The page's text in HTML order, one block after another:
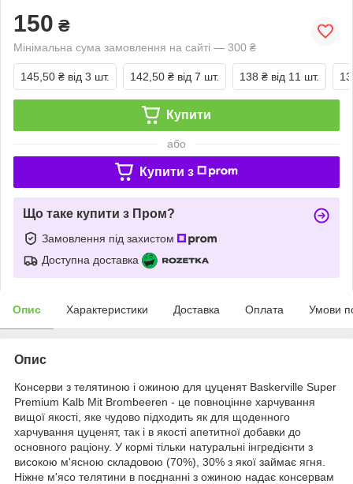
150 ₴
Мінімальна сума замовлення на сайті — 300 ₴
145,50 ₴ від 3 шт. 142,50 ₴ від 7 шт. 138 ₴ від 11 шт.
Купити
або
Купити з
Що таке купити з Пром?
Замовлення під захистом
Доступна доставка
Опис Характеристики Доставка Оплата Умови
Опис
Консерви з телятиною і ожиною для цуценят Baskerville Super
Premium Kalb Mit Brombeeren - це повноцінне харчування
вищої якості, яке чудово підходить як для щоденного
харчування цуценят, так і в якості апетитної добавки до
основного раціону. У кормі тільки натуральні інгредієнти з
високою м'ясною складовою (70%), 30% з якої займає ягня.
Ніжне м'ясо телятини в поєднанні з ожиною надає консервам